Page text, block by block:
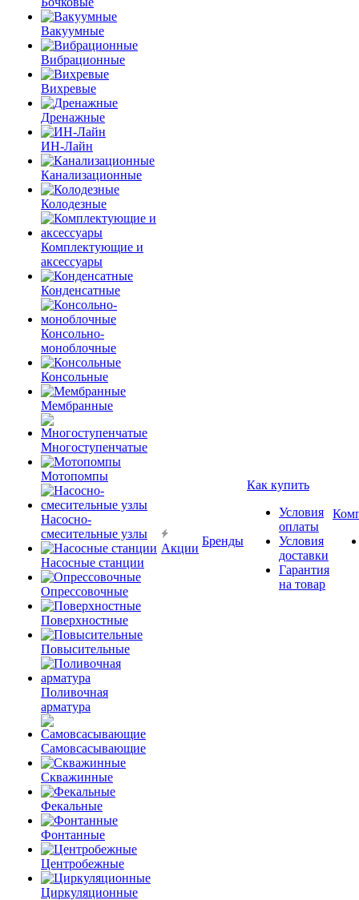
Вакуумные
Вибрационные
Вихревые
Дренажные
ИН-Лайн
Канализационные
Колодезные
Комплектующие и
аксессуары
Конденсатные
Консольно-
моноблочные
Консольные
Мембранные
Многоступенчатые
Мотопомпы
Насосно-
смесительные узлы
Насосные станции
Опрессовочные
Поверхностные
Повысительные
Поливочная
арматура
Самовсасывающие
Скважинные
Фекальные
Фонтанные
Центробежные
Циркуляционные
Акции
Бренды
Как купить
Условия
оплаты
Условия
доставки
Гарантия
на товар